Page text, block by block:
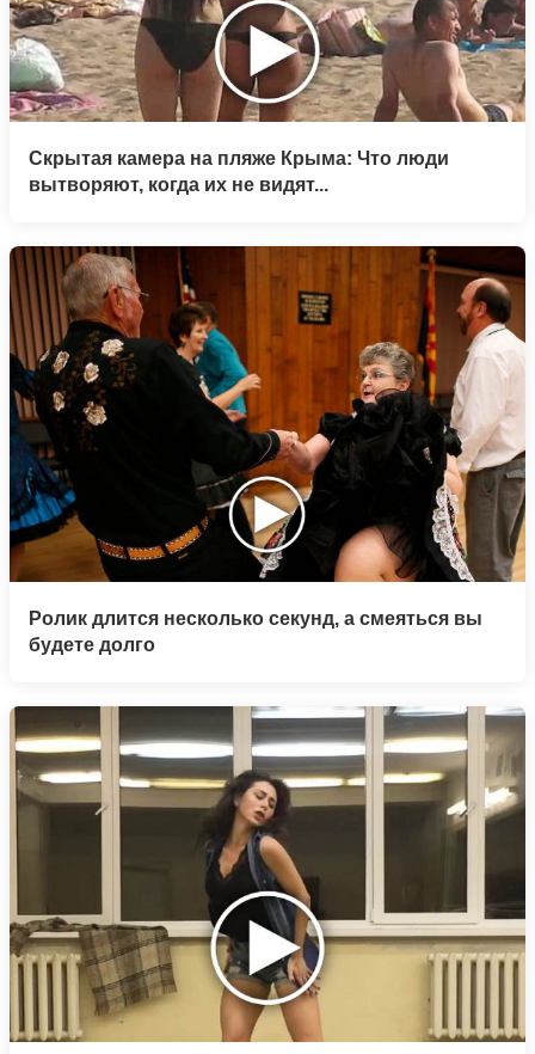
Скрытая камера на пляже Крыма: Что люди
вытворяют, когда их не видят...
Ролик длится несколько секунд, а смеяться вы
будете долго